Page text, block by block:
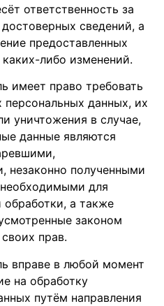
ответственность за
сведений, а
предоставленных
либо изменений.
имеет право требовать
персональных данных, их
уничтожения в случае,
данные являются
незаконно полученными
необходимыми для
обработки, а также
законом
прав.
вправе в любой момент
на обработку
путём направления